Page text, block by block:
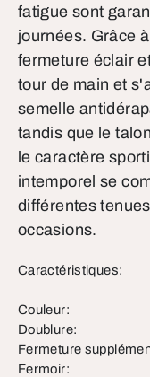
fatigue sont
journées. Grâce
fermeture éclair
tour de main et
semelle
tandis que le
le caractère
intemporel se
différentes
occasions.
Caractéristiques:
Couleur:
Doublure:
Fermeture
Fermoir: